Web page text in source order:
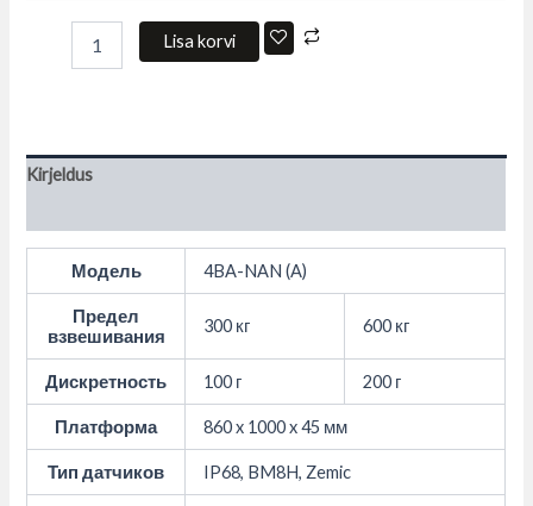
Lisa korvi
Kirjeldus
Модель 4BA-NAN (A)
Предел
взвешивания
300 кг 600 кг
Дискретность 100 г 200 г
Платформа 860 x 1000 x 45 мм
Тип датчиков IP68, BM8H, Zemic